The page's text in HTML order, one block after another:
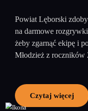
Powiat Lęborski
na darmowe
żeby zgarnąć ekipę i
Młodzież z roczników
Czytaj więcej